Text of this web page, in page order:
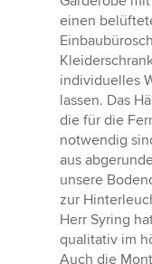
einen
individuelles
lassen. Das
die für die
notwendig
aus
unsere
zur
Herr Syring
qualitativ im
Auch die